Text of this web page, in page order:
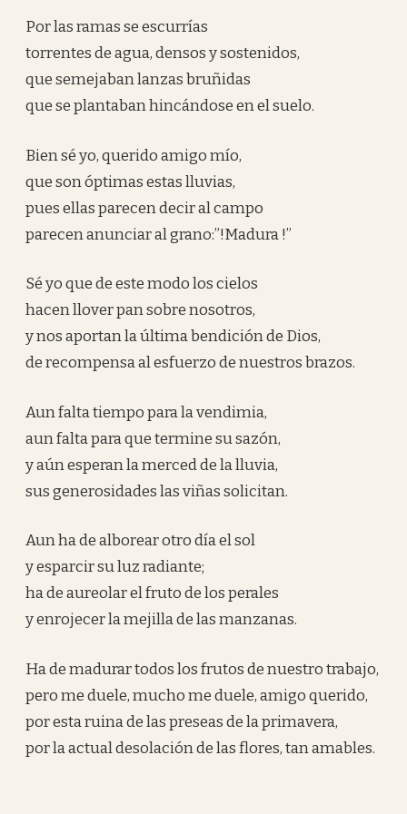
Por las ramas se escurrías
torrentes de agua, densos y sostenidos,
que semejaban lanzas bruñidas
que se plantaban hincándose en el suelo.
Bien sé yo, querido amigo mío,
que son óptimas estas lluvias,
pues ellas parecen decir al campo
parecen anunciar al grano:”!Madura !”
Sé yo que de este modo los cielos
hacen llover pan sobre nosotros,
y nos aportan la última bendición de Dios,
de recompensa al esfuerzo de nuestros brazos.
Aun falta tiempo para la vendimia,
aun falta para que termine su sazón,
y aún esperan la merced de la lluvia,
sus generosidades las viñas solicitan.
Aun ha de alborear otro día el sol
y esparcir su luz radiante;
ha de aureolar el fruto de los perales
y enrojecer la mejilla de las manzanas.
Ha de madurar todos los frutos de nuestro trabajo,
pero me duele, mucho me duele, amigo querido,
por esta ruina de las preseas de la primavera,
por la actual desolación de las flores, tan amables.